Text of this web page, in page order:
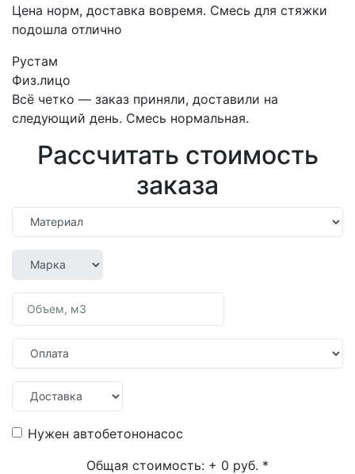
Цена норм, доставка вовремя. Смесь для стяжки
подошла отлично
Рустам
Физ.лицо
Всё четко — заказ приняли, доставили на
следующий день. Смесь нормальная.
Рассчитать стоимость
заказа
Нужен автобетононасос
Общая стоимость: + 0 руб. *